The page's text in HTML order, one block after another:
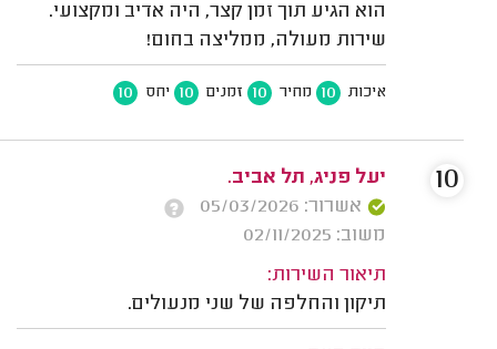
הוא הגיע תוך זמן קצר, היה אדיב ומקצועי.
שירות מעולה, ממליצה בחום!
איכות 10 מחיר 10 זמנים 10 יחס 10
יעל פניג, תל אביב.
אשרור: 05/03/2026
משוב: 02/11/2025
תיאור השירות:
תיקון והחלפה של שני מנעולים.
10